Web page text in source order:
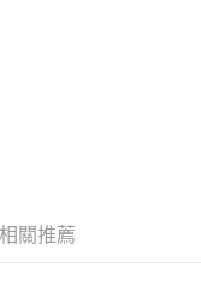
止日，確認付款後即完
確認頁面所載為準。
通過，訂單將自動取
灣大直營門市／銀行轉
方式。 讓您購物簡單
結帳。
相關推薦